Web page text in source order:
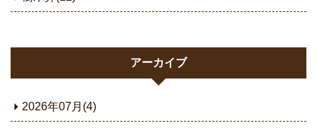
アーカイブ
2026年07月(4)